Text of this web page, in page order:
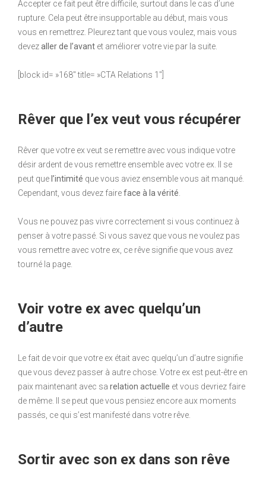
Accepter ce fait peut être difficile, surtout dans le cas d’une
rupture. Cela peut être insupportable au début, mais vous
vous en remettrez. Pleurez tant que vous voulez, mais vous
devezaller de l’avant et améliorer votre vie par la suite.
[block id= »168″ title= »CTA Relations 1″]
Rêver que l’ex veut vous récupérer
Rêver que votre ex veut se remettre avec vous indique votre
désir ardent de vous remettre ensemble avec votre ex. Il se
peut que l’intimité que vous aviez ensemble vous ait manqué.
Cependant, vous devez faireface à la vérité.
Vous ne pouvez pas vivre correctement si vous continuez à
penser à votre passé. Si vous savez que vous ne voulez pas
vous remettre avec votre ex, ce rêve signifie que vous avez
tourné la page.
Voir votre ex avec quelqu’un
d’autre
Le fait de voir que votre ex était avec quelqu’un d’autre signifie
que vous devez passer à autre chose. Votre ex est peut-être en
paix maintenant avec sa relation actuelle et vous devriez faire
de même. Il se peut que vous pensiez encore aux moments
passés, ce qui s’est manifesté dans votre rêve.
Sortir avec son ex dans son rêve